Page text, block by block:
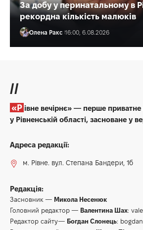
За добу у перинатальному в
рекордна кількість малюків
Олена Ракс 16:00, 6.08.2026
//
«Рівне вечірнє» — перше
у Рівненській області, засноване у
Адреса редакції:
м. Рівне. вул. Степана Бандери, 1б
Редакція:
Засновник — Микола Несенюк
Головний редактор — Валентина Шах:
Редактор сайту— Богдан Слонець: